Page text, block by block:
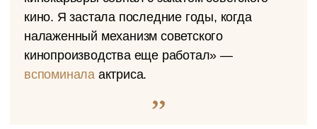
кино. Я застала последние годы, когда
налаженный механизм советского
кинопроизводства еще работал» —
вспоминала актриса.